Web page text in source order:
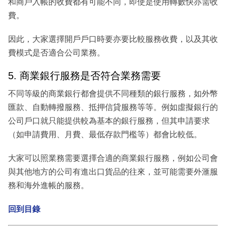
和商戶入帳的收費都有可能不同，即使是使用轉數快亦需收
費。
因此，大家選擇開戶戶口時要亦要比較服務收費，以及其收
費模式是否適合公司業務。
5. 商業銀行服務是否符合業務需要
不同等級的商業銀行都會提供不同種類的銀行服務，如外幣
匯款、自動轉撥服務、抵押信貸服務等等。例如虛擬銀行的
公司戶口就只能提供較為基本的銀行服務，但其申請要求
（如申請費用、月費、最低存款門檻等）都會比較低。
大家可以照業務需要選擇合適的商業銀行服務，例如公司會
與其他地方的公司有進出口貨品的往來，並可能需要外滙服
務和海外進帳的服務。
回到目錄